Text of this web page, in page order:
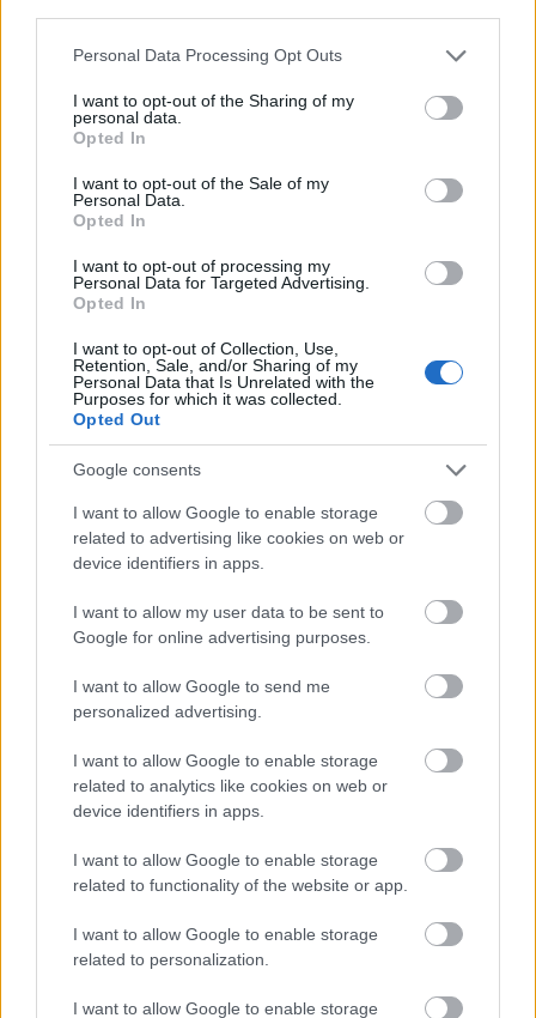
Please note that this website/app uses one or more Google
not limited to your visit or usage behaviour. You may click to
grant or deny consent to Google and its third-party tags to
use your data for below specified purposes in below Google
consent section.
Personal Data Processing Opt Outs
I want to opt-out of the Sharing of my
personal data.
Opted In
I want to opt-out of the Sale of my
Personal Data.
Opted In
I want to opt-out of processing my
Personal Data for Targeted Advertising.
Opted In
I want to opt-out of Collection, Use,
Retention, Sale, and/or Sharing of my
Personal Data that Is Unrelated with the
Purposes for which it was collected.
Opted Out
Google consents
I want to allow Google to enable storage
related to advertising like cookies on web or
device identifiers in apps.
I want to allow my user data to be sent to
Google for online advertising purposes.
I want to allow Google to send me
personalized advertising.
I want to allow Google to enable storage
related to analytics like cookies on web or
device identifiers in apps.
I want to allow Google to enable storage
related to functionality of the website or app.
I want to allow Google to enable storage
related to personalization.
I want to allow Google to enable storage
Ο πρόεδρος της ΕΟΕ Σπύρος Καπράλος ανάφερε:
φορά στην ιστορία μία αθλήτρια θα είναι
τιμή τη δικαιούται η Άννα Κορακάκη καθώς έχει
τιμήσει την ελληνική σημαία και έχει δοξάσει τη
χώρα μας, όχι μόνο με τα δύο μετάλλια στους